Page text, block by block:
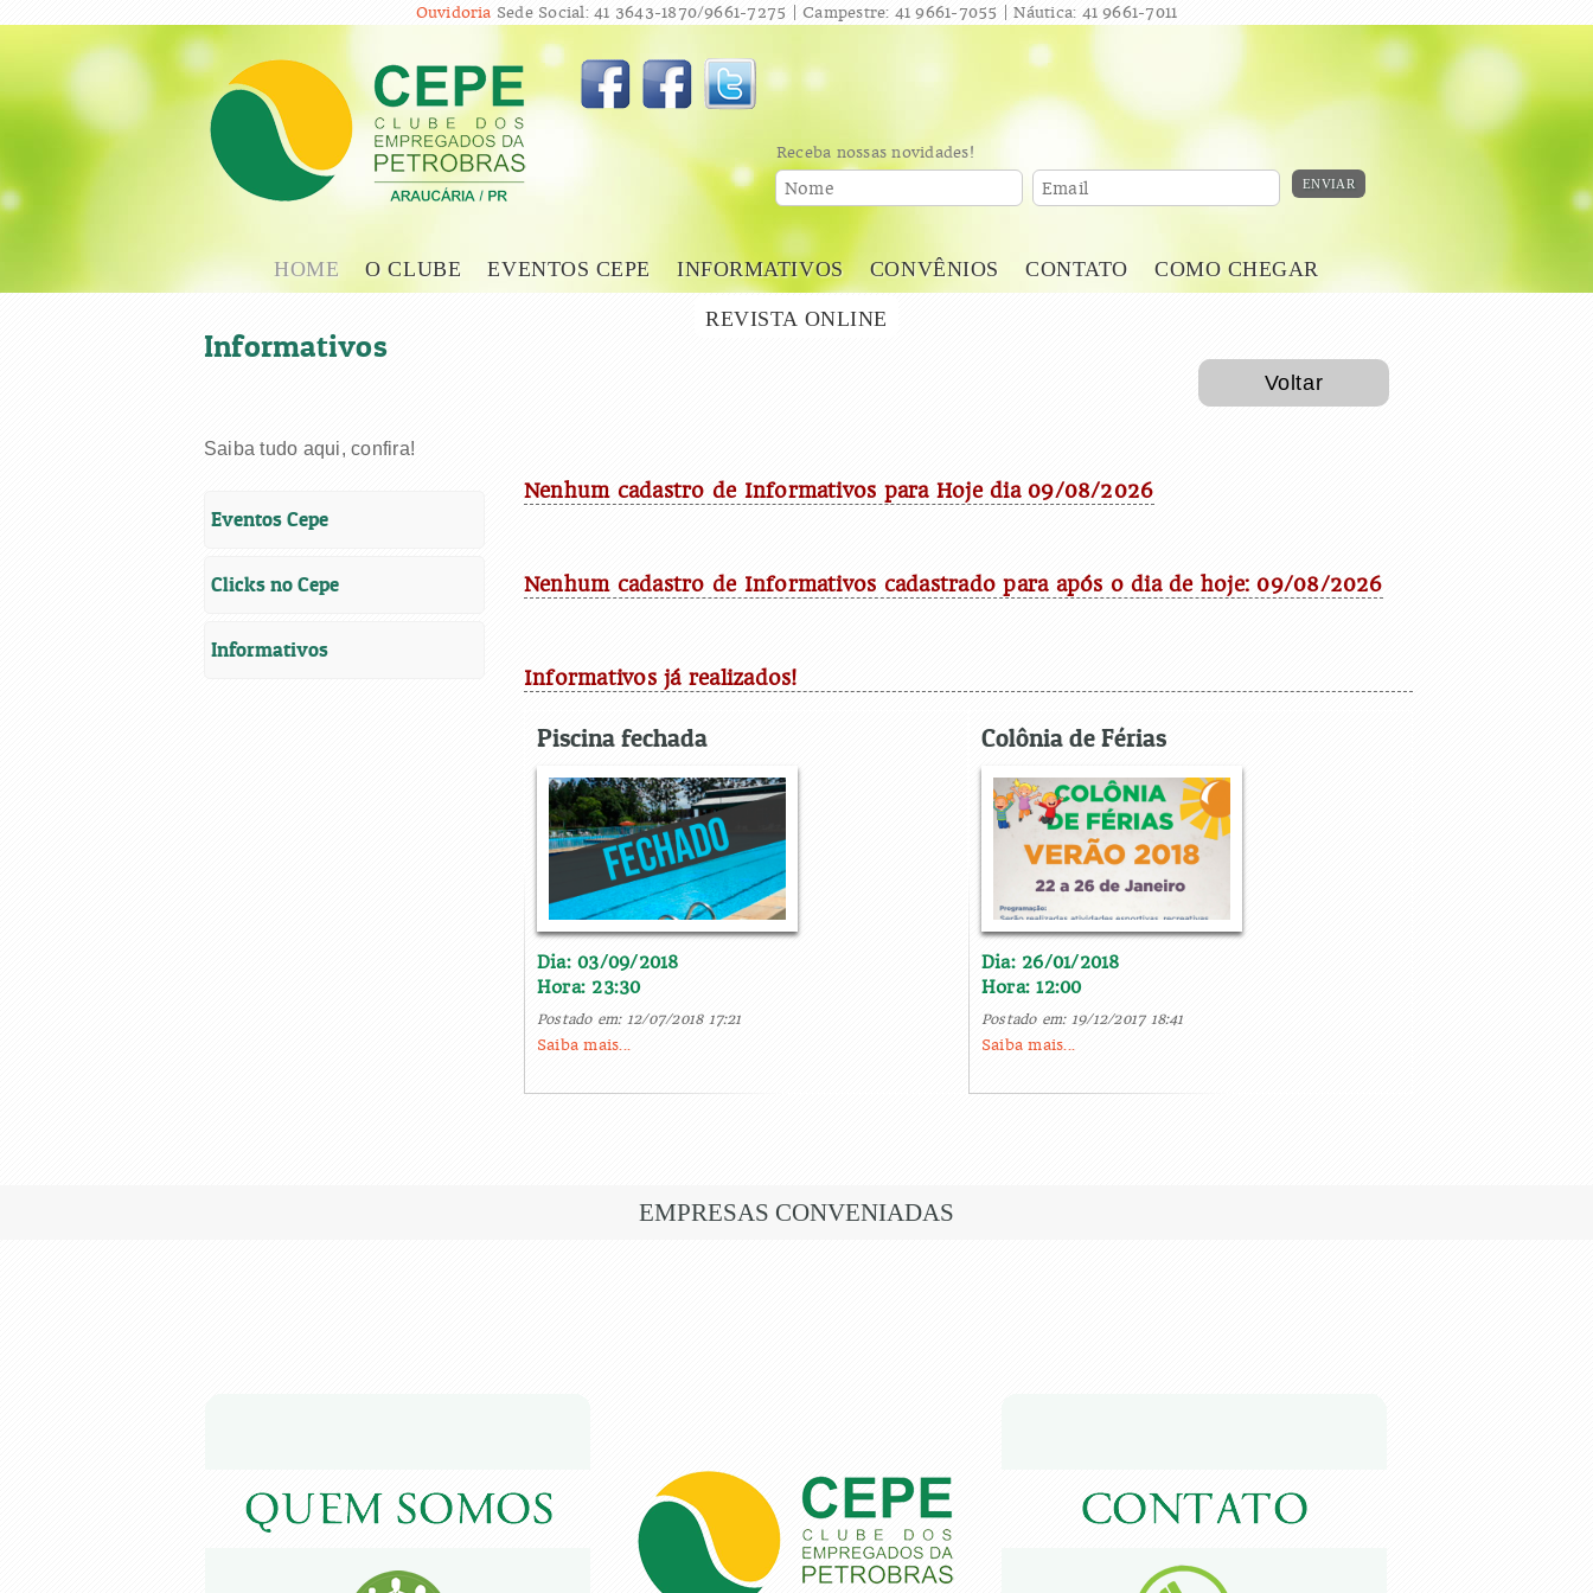
Ouvidoria Sede Social: 41 3643-1870/9661-7275 | Campestre: 41 9661-7055 | Náutica: 41 9661-7011
Receba nossas novidades!
Nome Email ENVIAR
HOME O CLUBE EVENTOS CEPE INFORMATIVOS CONVÊNIOS CONTATO COMO CHEGAR
REVISTA ONLINE
Informativos
Voltar
Saiba tudo aqui, confira!
Eventos Cepe
Clicks no Cepe
Informativos
Nenhum cadastro de Informativos para Hoje dia 09/08/2026
Nenhum cadastro de Informativos cadastrado para após o dia de hoje: 09/08/2026
Informativos já realizados!
Piscina fechada
Dia: 03/09/2018
Hora: 23:30
Postado em: 12/07/2018 17:21
Saiba mais...
Colônia de Férias
Dia: 26/01/2018
Hora: 12:00
Postado em: 19/12/2017 18:41
Saiba mais...
EMPRESAS CONVENIADAS